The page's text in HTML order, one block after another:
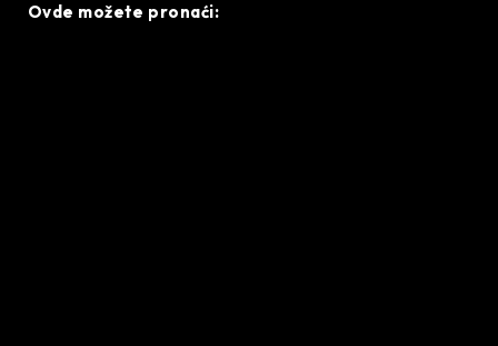
Ovde možete pronaći: